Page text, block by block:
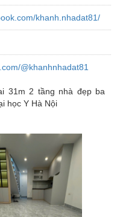
khanh.nhadat81/
@khanhnhadat81
31m 2 tầng nhà đẹp ba
học Y Hà Nội